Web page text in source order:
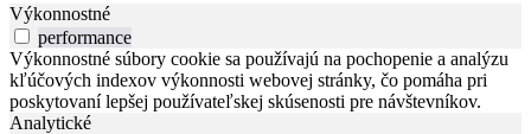
Výkonnostné
performance
Výkonnostné súbory cookie sa používajú na pochopenie a analýzu
kľúčových indexov výkonnosti webovej stránky, čo pomáha pri
poskytovaní lepšej používateľskej skúsenosti pre návštevníkov.
Analytické